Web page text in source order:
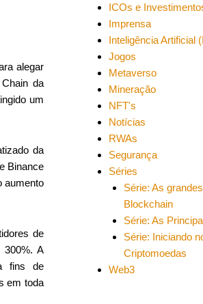
alegar
da
um
da
Binance
aumento
de
300%. A
fins de
em toda
ICOs e
Imprensa
Inteligência Artificial
Jogos
Metaverso
Mineração
NFT's
Notícias
RWAs
Segurança
Séries
Série: As
Blockchain
Série: As
Série: Iniciando
Criptomoedas
Web3